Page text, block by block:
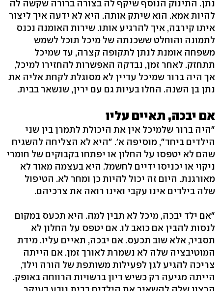
נתן. התינוק הנוסף שיקף לה בצורה ברורה שקשה לה
להיות אמא. הוא שיתק אותה. היא לא ידעה איך ליצור
איתו קירבה, איך להרגיע אותו. שירות האומנה נכנס
לתמונה והוחלט ששכנתה של מיכל תוכל לשמש
משפחה אומנת לנתן לתקופה קצרה, עד שמיכל
תתחזק. לאחר זמן, נבדקה האפשרות להחזירו למיכל,
אך היה ברור שמיכל עדיין לא מסוגלת לקחת אליה את
נתן בן השנה. החלו בעיות גם עם ירין, שנשאר בבית.
אם יבכה, תאיים עליו
"היה ברור שלמיכל אין את היכולת לתמרן בין שני
הילדים ביחד", מוסיפה א'. "היא לא הצליחה להשגיח
שהם לא יטפסו על החלון או יפתחו בקבוקים של חומרי
ניקוי או יכניסו ידיים לחשמל. היא בעצמה מאוד לא
מאורגנת. היום זה יכול להיות כן ומחר לא. הטיפול
שלה בילדים אינו עקבי ואינו רואה את צרכיהם.
"אם ילד יבכה, מיכל לא תבין למה. היא תכעס במקום
לנסות להבין אם כואב לו. אם יטפס על החלון לא
תסביר, אלא שוב תכעס. אם יבכה, תאיים עליו. מידת
המוטיבציה שלה לא נשמרת לאורך זמן. אם הייתה
צריכה להגיע לגן לפעילות משותפת של הורה וילד,
הייתה מגיעה רק כשיש דיון ברשויות הרווחה באופק.